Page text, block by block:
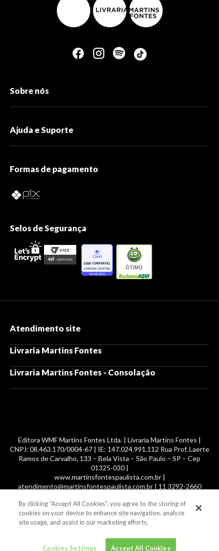
Sobre nós
Ajuda e Suporte
Formas de pagamento
Selos de Segurança
ÓTIMO
Atendimento site
Livraria Martins Fontes
Livraria Martins Fontes - Consolação
Editora WMF Martins Fontes Ltda. | Livraria Martins Fontes |
CNPJ: 08.463.170/0004-67 | IE: 147.024.991.112 Rua Prof. Laerte
Ramos de Carvalho, 133 – Bela Vista – São Paulo – SP – Cep
01325-030 |
www.martinsfontespaulista.com.br |
atendimento@martinsfontespaulista.com.br | 11 3292-2660
© 2014 -2026, MartinsFontes livros nacionais e importados,
com mais de 700 mil títulos. Todos os direitos reservados.
By clicking “Accept All Cookies”, you agree to the storing of
cookies on your device to enhance site navigation, analyze
site usage, and assist in our marketing efforts.
Cookies Settings Accept All Cookies